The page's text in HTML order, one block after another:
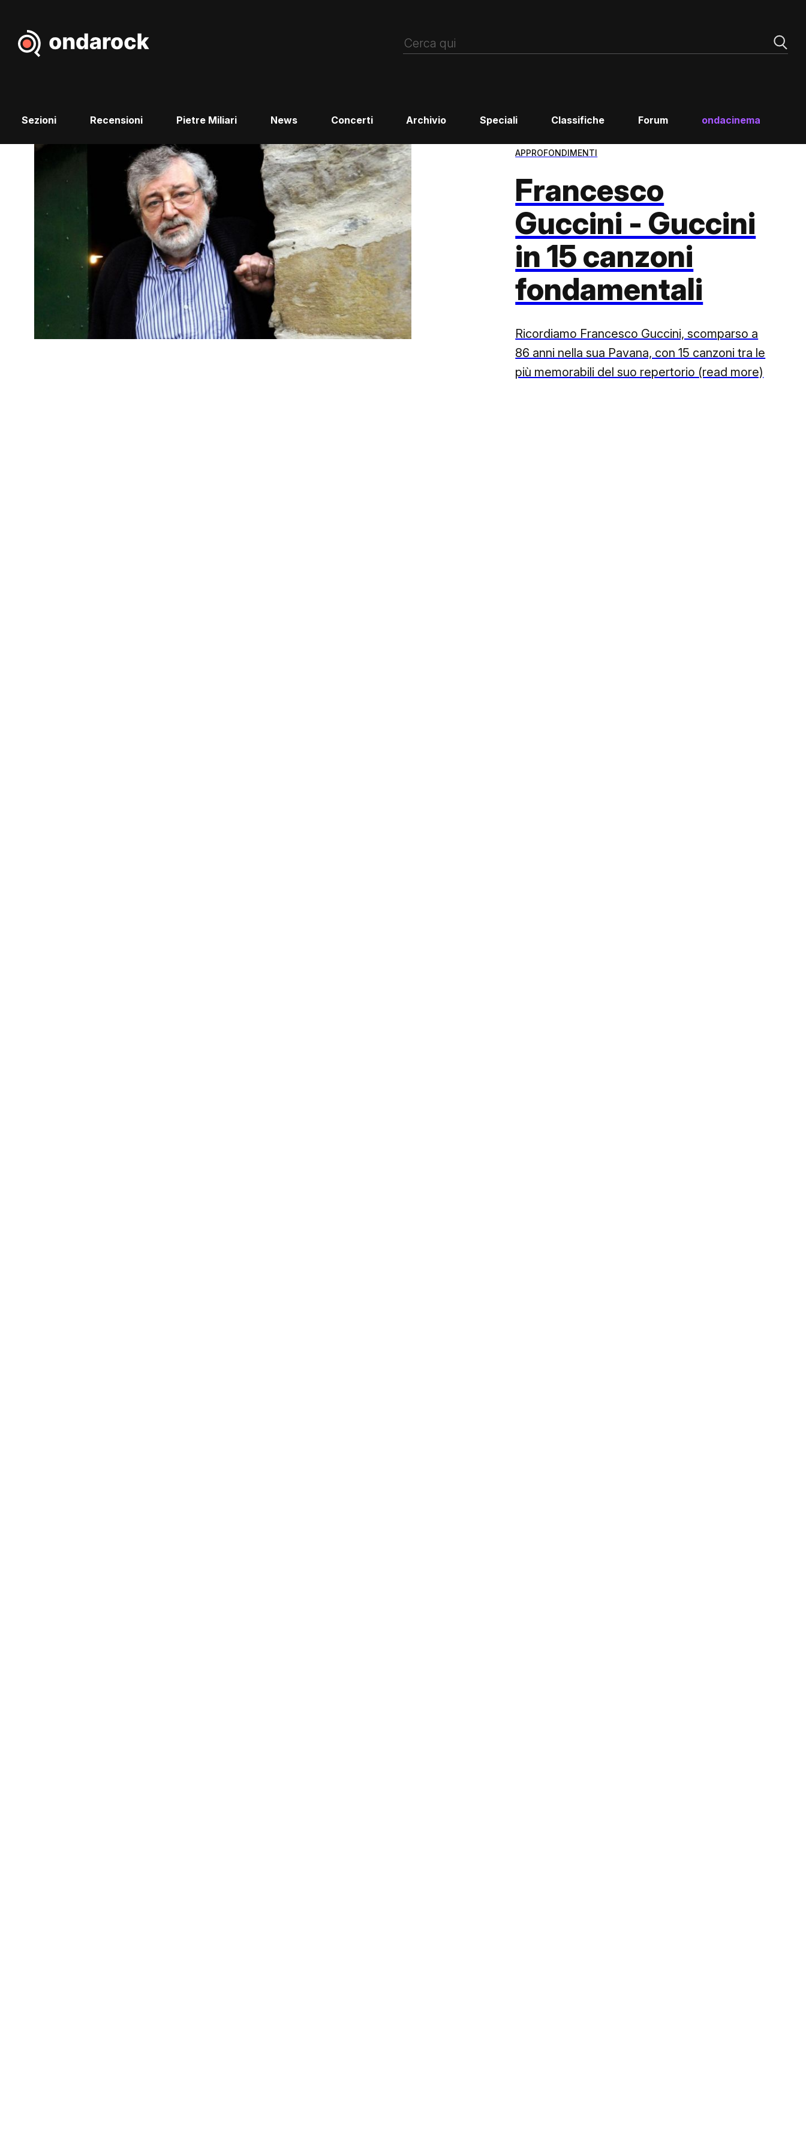
Sezioni Recensioni Pietre Miliari News Concerti Archivio Speciali Classifiche Forum ondacinema
APPROFONDIMENTI
Francesco
Guccini - Guccini
in 15 canzoni
fondamentali
Ricordiamo Francesco Guccini, scomparso a
86 anni nella sua Pavana, con 15 canzoni tra le
più memorabili del suo repertorio (read more)